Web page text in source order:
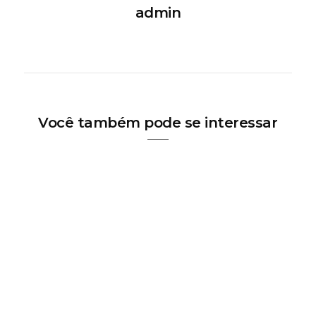
admin
Você também pode se interessar